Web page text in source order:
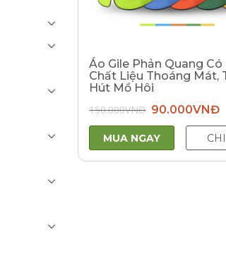
Áo Gile Phản Quang Có
Chất Liệu Thoáng Mát,
Hút Mồ Hôi
150.000VNĐ Giá
gốc
là:
150.000VNĐ.
90.000VNĐ
MUA NGAY